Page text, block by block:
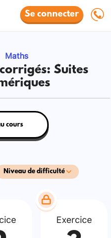
Se connecter
Maths
Suites
Niveau de difficulté
cours
Exercice